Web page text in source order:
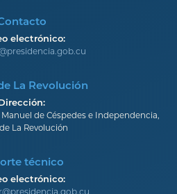
electrónico:
La Revolución
de Céspedes e Independencia,
La Revolución
técnico
electrónico: